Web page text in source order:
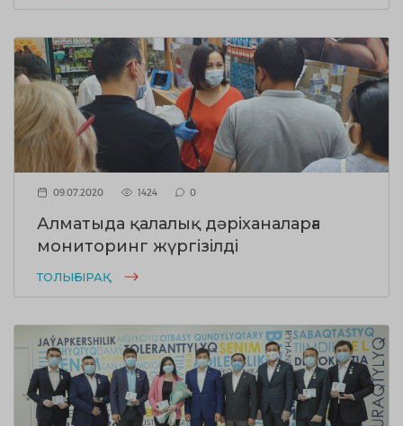
09.07.2020 1424 0
Алматыда қалалық дәріханаларға
мониторинг жүргізілді
ТОЛЫҒЫРАҚ